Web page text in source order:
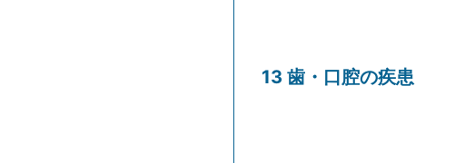
13 歯・口腔の疾患